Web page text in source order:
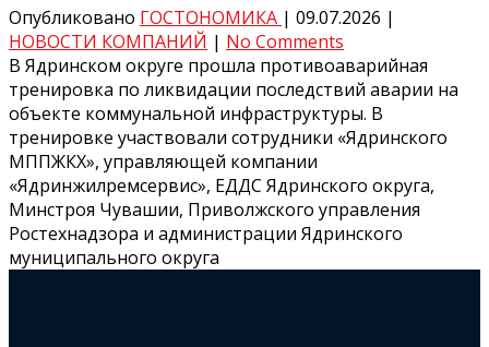
Опубликовано ГОСТОНОМИКА | 09.07.2026 |
НОВОСТИ КОМПАНИЙ | No Comments
В Ядринском округе прошла противоаварийная
тренировка по ликвидации последствий аварии на
объекте коммунальной инфраструктуры. В
тренировке участвовали сотрудники «Ядринского
МППЖКХ», управляющей компании
«Ядринжилремсервис», ЕДДС Ядринского округа,
Минстроя Чувашии, Приволжского управления
Ростехнадзора и администрации Ядринского
муниципального округа